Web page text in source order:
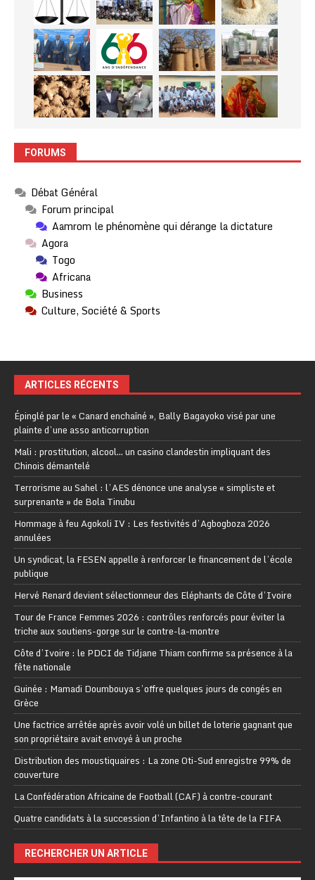
FORUMS
Débat Général
Forum principal
Aamrom le phénomène qui dérange la dictature
Agora
Togo
Africana
Business
Culture, Société & Sports
ARTICLES RÉCENTS
Épinglé par le « Canard enchaîné », Bally Bagayoko visé par une
plainte d’une asso anticorruption
Mali : prostitution, alcool… un casino clandestin impliquant des
Chinois démantelé
Terrorisme au Sahel : l’AES dénonce une analyse « simpliste et
surprenante » de Bola Tinubu
Hommage à feu Agokoli IV : Les festivités d’Agbogboza 2026
annulées
Un syndicat, la FESEN appelle à renforcer le financement de l’école
publique
Hervé Renard devient sélectionneur des Eléphants de Côte d’Ivoire
Tour de France Femmes 2026 : contrôles renforcés pour éviter la
triche aux soutiens-gorge sur le contre-la-montre
Côte d’Ivoire : le PDCI de Tidjane Thiam confirme sa présence à la
fête nationale
Guinée : Mamadi Doumbouya s’offre quelques jours de congés en
Grèce
Une factrice arrêtée après avoir volé un billet de loterie gagnant que
son propriétaire avait envoyé à un proche
Distribution des moustiquaires : La zone Oti-Sud enregistre 99% de
couverture
La Confédération Africaine de Football (CAF) à contre-courant
Quatre candidats à la succession d’Infantino à la tête de la FIFA
RECHERCHER UN ARTICLE